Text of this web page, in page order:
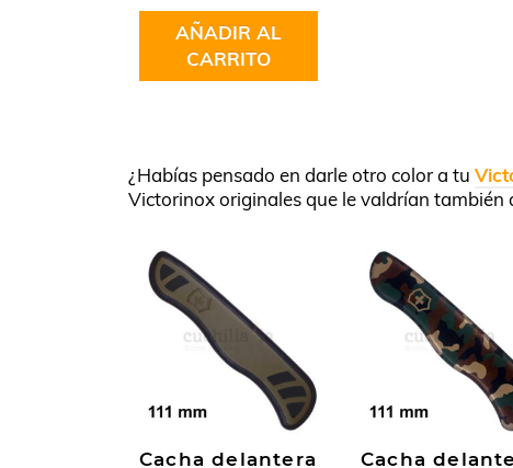
AÑADIR AL
CARRITO
¿Habías pensado en darle otro color a tu
Victorinox originales que le valdrían también
Cacha delantera
Cacha